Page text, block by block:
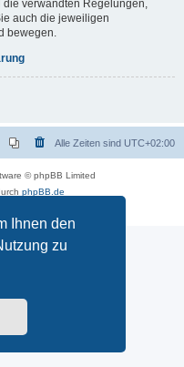
Ihnen den
zu
verwandten Regelungen,
auch die jeweiligen
bewegen.
Alle Zeiten sind UTC+02:00
© phpBB Limited
phpBB.de